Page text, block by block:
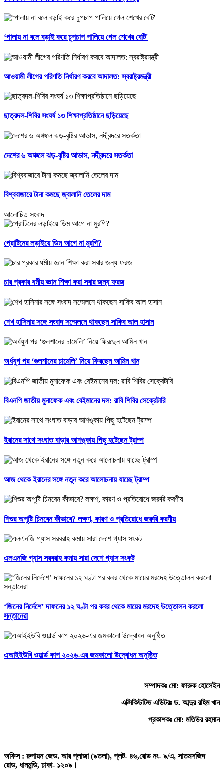
‘পালায় না বলে বড়াই করে চুপচাপ পালিয়ে গেল শেখের বেটি'
আওয়ামী লীগের পরিণতি নির্ধারণ করবে আদালত: স্বরাষ্ট্রমন্ত্রী
ছাত্রদল-শিবির সংঘর্ষ ১৩ শিক্ষাপ্রতিষ্ঠানে ছড়িয়েছে
দেশের ৬ অঞ্চলে ঝড়-বৃষ্টির আভাস, নদীবন্দরে সতর্কতা
বিশ্ববাজারে টানা কমছে জ্বালানি তেলের দাম
আলোচিত সংবাদ
প্রোটিনের লড়াইয়ে ডিম আগে না মুরগি?
চার প্রকার ধর্মীয় জ্ঞান শিক্ষা করা সবার জন্য ফরজ
শেখ হাসিনার সঙ্গে সংবাদ সম্মেলনে থাকছেন সাকিব আল হাসান
অর্ধযুগ পর ‘গুলশানের চামেলি’ নিয়ে ফিরছেন আমিন খান
বিএনপি জাতীয় মুনাফেক এবং বেইমানের দল: রাবি শিবির সেক্রেটারি
ইরানের সাথে সংঘাত বাড়ার আশঙ্কায় পিছু হটেছেন ট্রাম্প
আজ থেকে ইরানের সঙ্গে নতুন করে আলোচনায় যাচ্ছে ট্রাম্প
শিশুর অপুষ্টি চিনবেন কীভাবে? লক্ষণ, কারণ ও প্রতিরোধে জরুরি করণীয়
এলএনজি গ্যাস সরবরাহ কমায় সারা দেশে গ্যাস সংকট
‘জিনের নির্দেশে’ দাফনের ১২ ঘণ্টা পর কবর থেকে মায়ের মরদেহ উত্তোলন করলো
সন্তানেরা
এআইইউবি ওয়ার্ল্ড কাপ ২০২৬-এর জমকালো উদ্বোধন অনুষ্ঠিত
সম্পাদকঃ মো: ফারুক হোসেইন
এক্সিকিউটিভ এডিটরঃ ড. আব্দুর রহিম খান
প্রকাশকঃ মো: মতিউর রহমান
অফিস : রুপায়ন জেড. আর প্লাজা (৯তলা), প্লট- ৪৬,রোড নং- ৯/এ, সাতমসজিদ
রোড, ধানমন্ডি, ঢাকা- ১২০৯।